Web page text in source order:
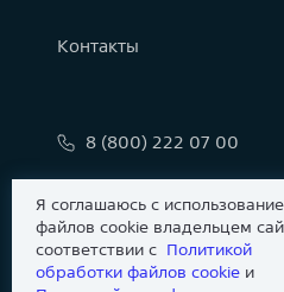
Контакты
8 (800) 222 07 00
Я соглашаюсь с
файлов cookie владельцем
соответствии с Политикой
обработки файлов сookie и